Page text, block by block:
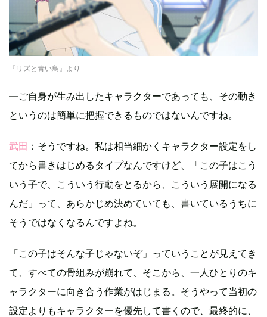
『リズと青い鳥』より
—ご自身が生み出したキャラクターであっても、その動き
というのは簡単に把握できるものではないんですね。
武田 ：そうですね。私は相当細かくキャラクター設定をし
てから書きはじめるタイプなんですけど、「この子はこう
いう子で、こういう行動をとるから、こういう展開になる
んだ」って、あらかじめ決めていても、書いているうちに
そうではなくなるんですよね。
「この子はそんな子じゃないぞ」っていうことが見えてき
て、すべての骨組みが崩れて、そこから、一人ひとりのキ
ャラクターに向き合う作業がはじまる。そうやって当初の
設定よりもキャラクターを優先して書くので、最終的に、